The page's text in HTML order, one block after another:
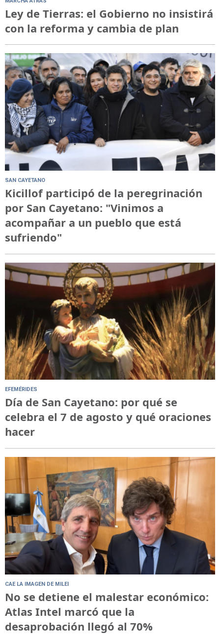
Ley de Tierras: el Gobierno no insistirá
con la reforma y cambia de plan
SAN CAYETANO
Kicillof participó de la peregrinación
por San Cayetano: "Vinimos a
acompañar a un pueblo que está
sufriendo"
EFEMÉRIDES
Día de San Cayetano: por qué se
celebra el 7 de agosto y qué oraciones
hacer
CAE LA IMAGEN DE MILEI
No se detiene el malestar económico:
Atlas Intel marcó que la
desaprobación llegó al 70%